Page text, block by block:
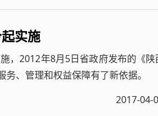
实施
，2012年8月5日省政府发布的《
、管理和权益保障有了新依据。
2017-04-